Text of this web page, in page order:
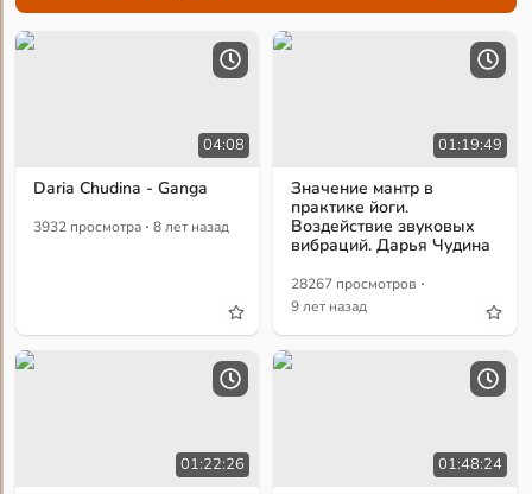
04:08
Daria Chudina - Ganga
3932 просмотра · 8 лет назад
01:19:49
Значение мантр в
практике йоги.
Воздействие звуковых
вибраций. Дарья Чудина
28267 просмотров ·
9 лет назад
01:22:26 01:48:24